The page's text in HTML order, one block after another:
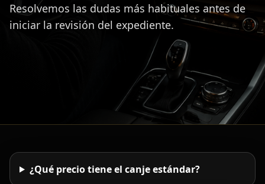
Resolvemos las dudas más habituales antes de
iniciar la revisión del expediente.
¿Qué precio tiene el canje estándar?